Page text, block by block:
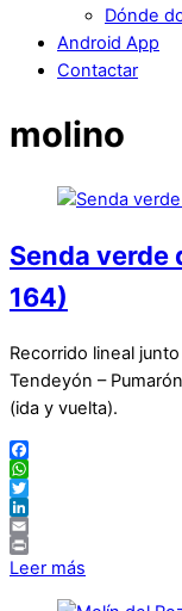
Dónde
Android App
Contactar
molino
Senda verde
164)
Recorrido lineal
Tendeyón –
(ida y vuelta).
Facebook
WhatsApp
Twitter
LinkedIn
Email
Print
Leer más